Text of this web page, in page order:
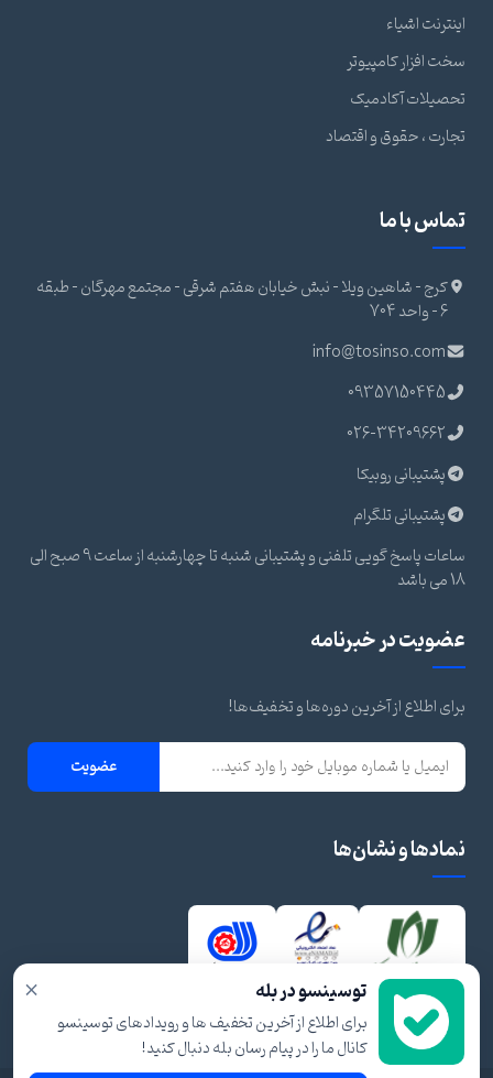
اینترنت اشیاء
سخت افزار کامپیوتر
تحصیلات آکادمیک
تجارت ، حقوق و اقتصاد
تماس با ما
کرج - شاهین ویلا - نبش خیابان هفتم شرقی - مجتمع مهرگان - طبقه
6 - واحد 704
info@tosinso.com
09357150445
026-34209662
پشتیبانی روبیکا
پشتیبانی تلگرام
ساعات پاسخ گویی تلفنی و پشتیبانی شنبه تا چهارشنبه از ساعت 9 صبح الی
18 می باشد
عضویت در خبرنامه
برای اطلاع از آخرین دوره‌ها و تخفیف‌ها!
عضویت
نمادها و نشان‌ها
× توسینسو در بله
برای اطلاع از آخرین تخفیف ها و رویدادهای توسینسو
کانال ما را در پیام رسان بله دنبال کنید!